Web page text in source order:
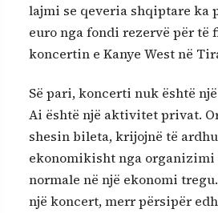
lajmi se qeveria shqiptare ka
euro nga fondi rezervë për të
koncertin e Kanye West në
Së pari, koncerti nuk është
Ai është një aktivitet privat.
shesin bileta, krijojnë të
ekonomikisht nga organizimi
normale në një ekonomi
një koncert, merr përsipër